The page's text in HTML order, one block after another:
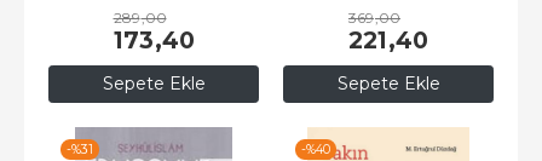
Sepete Ekle
289,00
173,40
Sepete Ekle
369,00
221,40
-%31 -%40